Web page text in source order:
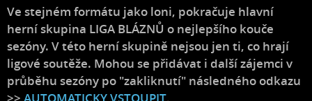
Ve stejném formátu jako loni, pokračuje hlavní
herní skupina LIGA BLÁZNŮ o nejlepšího kouče
sezóny. V této herní skupině nejsou jen ti, co hrají
ligové soutěže. Mohou se přidávat i další zájemci v
průběhu sezóny po "zakliknutí" následného odkazu
>> AUTOMATICKY VSTOUPIT.